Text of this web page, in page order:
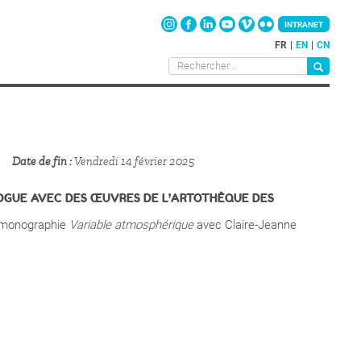
FR EN CN
INTRANET
Date de fin Vendredi 14 février 2025
AVEC DES ŒUVRES DE L’ARTOTHÈQUE DES
Variable atmosphériqueavec Claire-Jeanne